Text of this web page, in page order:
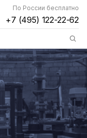
По России бесплатно
+7 (495) 122-22-62